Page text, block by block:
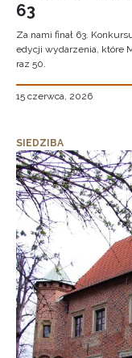
63
Za nami finał 63.
edycji wydarzenia, które
raz 50.
15 czerwca, 2026
SIEDZIBA